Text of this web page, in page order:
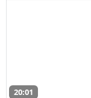
20:01